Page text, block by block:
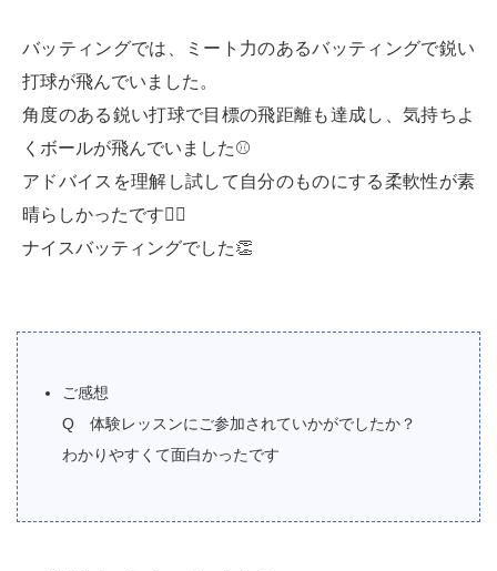
バッティングでは、ミート力のあるバッティングで鋭い
打球が飛んでいました。
角度のある鋭い打球で目標の飛距離も達成し、気持ちよ
くボールが飛んでいました⚾
アドバイスを理解し試して自分のものにする柔軟性が素
晴らしかったです🙆‍♂
ナイスバッティングでした👏
ご感想
Q 体験レッスンにご参加されていかがでしたか？
わかりやすくて面白かったです